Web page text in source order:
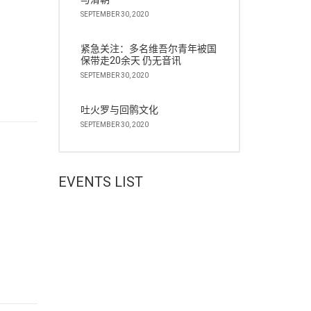
SEPTEMBER 30, 2020
紧急关注：多名维吾尔青年被国
保带走20余天 仍无音讯
SEPTEMBER 30, 2020
吐火罗与回鹘文化
SEPTEMBER 30, 2020
EVENTS LIST